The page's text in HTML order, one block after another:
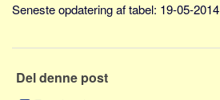
Skatter og afgifter
Seneste opdatering af tabel: 19-05-2014
Del denne post